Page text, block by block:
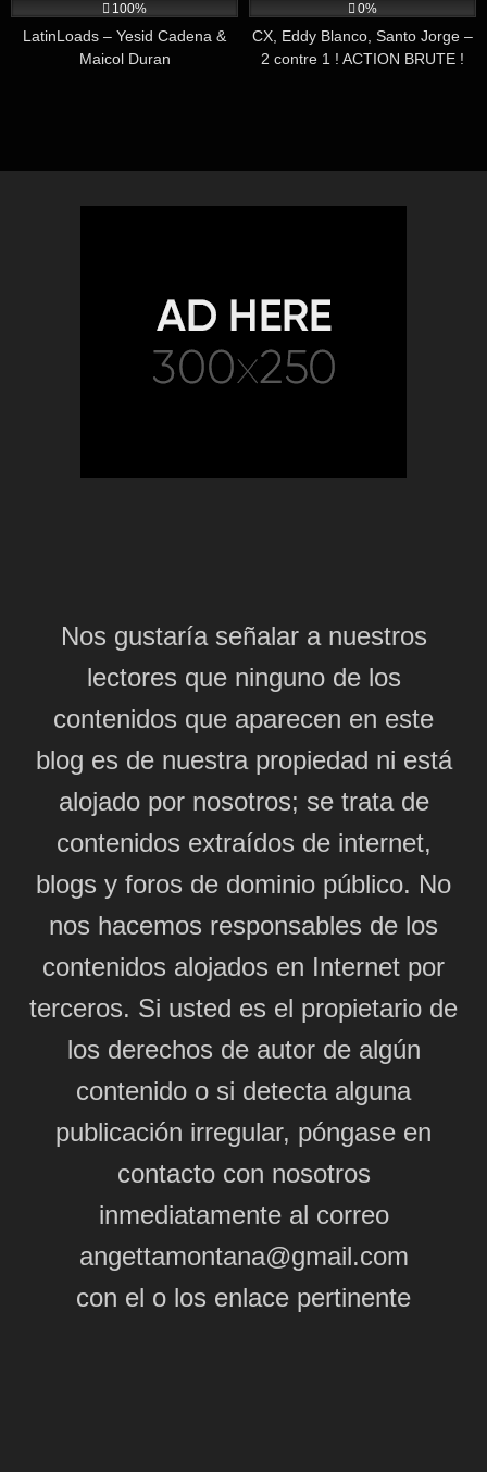
100%
LatinLoads – Yesid Cadena &
Maicol Duran
0%
CX, Eddy Blanco, Santo Jorge –
2 contre 1 ! ACTION BRUTE !
Nos gustaría señalar a nuestros
lectores que ninguno de los
contenidos que aparecen en este
blog es de nuestra propiedad ni está
alojado por nosotros; se trata de
contenidos extraídos de internet,
blogs y foros de dominio público. No
nos hacemos responsables de los
contenidos alojados en Internet por
terceros. Si usted es el propietario de
los derechos de autor de algún
contenido o si detecta alguna
publicación irregular, póngase en
contacto con nosotros
inmediatamente al correo
angettamontana@gmail.com
con el o los enlace pertinente